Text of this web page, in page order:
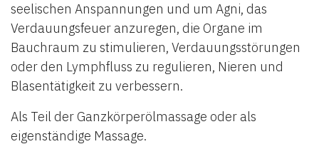
seelischen Anspannungen und um Agni, das
Verdauungsfeuer anzuregen, die Organe im
Bauchraum zu stimulieren, Verdauungsstörungen
oder den Lymphfluss zu regulieren, Nieren und
Blasentätigkeit zu verbessern.
Als Teil der Ganzkörperölmassage oder als
eigenständige Massage.